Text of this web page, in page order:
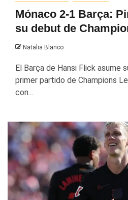
Mónaco 2-1 Barça:
su debut de
Natalia Blanco
El Barça de Hansi Flick asume
primer partido de Champions
con...